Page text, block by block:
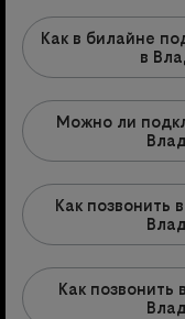
Как в билайне
в
Можно ли
Как позвонить
Как